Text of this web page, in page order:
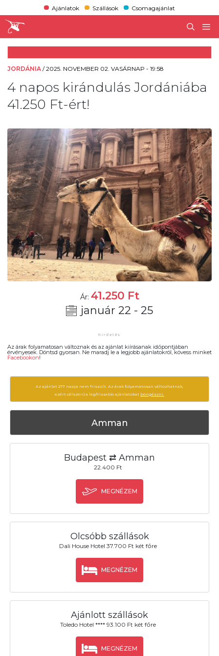
Ajánlatok Szállások Csomagajánlat
JORDÁNIA /2025. NOVEMBER 02. VASÁRNAP - 19:58
4 napos kirándulás Jordániába
41.250 Ft-ért!
Ár: 41.250 Ft
január 22 - 25
Az árak folyamatosan változnak és az ajánlat kiírásanak időpontjában
érvényesek. Döntsd gyorsan. Ne maradj le a legjobb ajánlatokról, kövess minket
Facebookon!
Az ajánlat 277 napja nem frissült. Az árak folyamatosan változhatnak,
ezért célszerű a legfrissebb ajánlatokat böngészni.
Amman
Budapest ⇄ Amman
22.400 Ft
MEGNÉZEM
Olcsóbb szállások
Dali House Hotel 37.700 Ft két főre
MEGNÉZEM
Ajánlott szállások
Toledo Hotel **** 93.100 Ft két főre
MEGNÉZEM